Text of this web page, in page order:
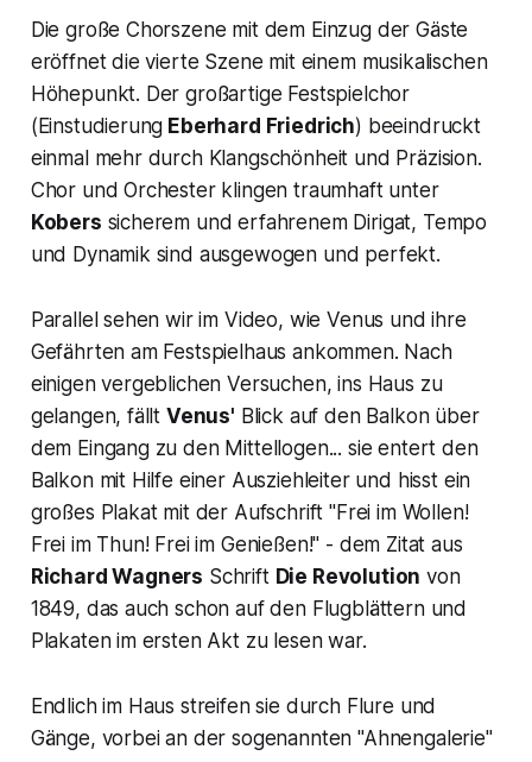
Die große Chorszene mit dem Einzug der Gäste
eröffnet die vierte Szene mit einem musikalischen
Höhepunkt. Der großartige Festspielchor
(Einstudierung Eberhard Friedrich) beeindruckt
einmal mehr durch Klangschönheit und Präzision.
Chor und Orchester klingen traumhaft unter
Kobers sicherem und erfahrenem Dirigat, Tempo
und Dynamik sind ausgewogen und perfekt.
Parallel sehen wir im Video, wie Venus und ihre
Gefährten am Festspielhaus ankommen. Nach
einigen vergeblichen Versuchen, ins Haus zu
gelangen, fällt Venus' Blick auf den Balkon über
dem Eingang zu den Mittellogen... sie entert den
Balkon mit Hilfe einer Ausziehleiter und hisst ein
großes Plakat mit der Aufschrift "Frei im Wollen!
Frei im Thun! Frei im Genießen!" - dem Zitat aus
Richard Wagners Schrift Die Revolution von
1849, das auch schon auf den Flugblättern und
Plakaten im ersten Akt zu lesen war.
Endlich im Haus streifen sie durch Flure und
Gänge, vorbei an der sogenannten"Ahnengalerie"